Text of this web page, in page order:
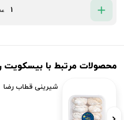
محصولات مرتبط با بیسکویت
شیرینی قطاب رضا